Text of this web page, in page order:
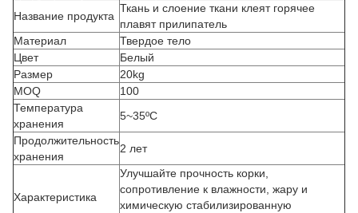
Название продукта
Ткань и слоение ткани клеят горячее
плавят прилипатель
Материал
Твердое тело
Цвет
Белый
Размер
20kg
MOQ
100
Температура
хранения
5~35ºC
Продолжительность
хранения
2 лет
Характеристика
Улучшайте прочность корки,
сопротивление к влажности, жару и
химическую стабилизированную